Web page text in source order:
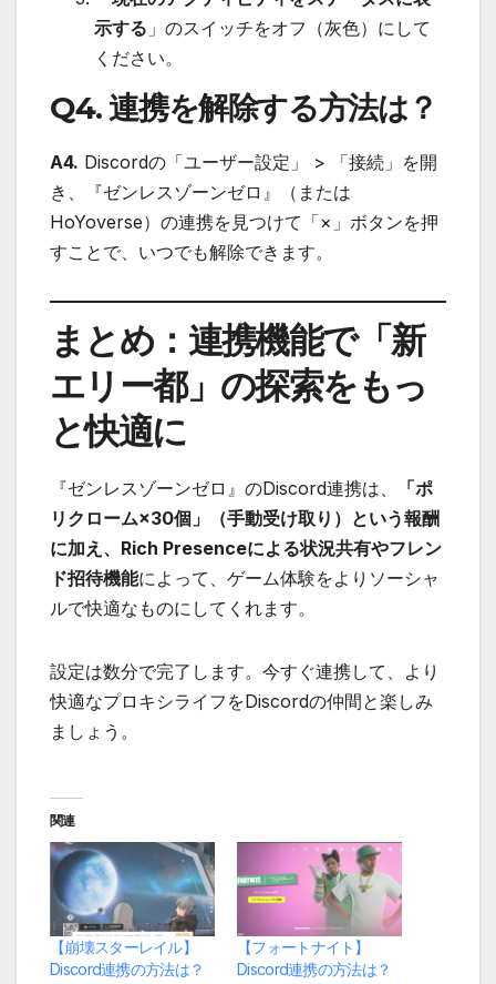
示する 」のスイッチをオフ（灰色）にして
ください。
Q4. 連携を解除する方法は？
A4. Discordの「ユーザー設定」 > 「接続」を開
き、『ゼンレスゾーンゼロ』（または
HoYoverse）の連携を見つけて「×」ボタンを押
すことで、いつでも解除できます。
まとめ：連携機能で「新
エリー都」の探索をもっ
と快適に
『ゼンレスゾーンゼロ』のDiscord連携は、
「ポ
リクローム×30個」（手動受け取り）という報酬
に加え、Rich Presenceによる状況共有やフレン
ド招待機能によって、ゲーム体験をよりソーシャ
ルで快適なものにしてくれます。
設定は数分で完了します。今すぐ連携して、より
快適なプロキシライフをDiscordの仲間と楽しみ
ましょう。
関連
【崩壊スターレイル】
Discord連携の方法は？
【フォートナイト】
Discord連携の方法は？